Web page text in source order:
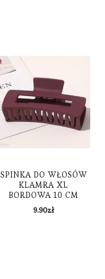
SPINKA DO WŁOSÓW
KLAMRA XL
BORDOWA 10 CM
SP128BOR
9.90zł